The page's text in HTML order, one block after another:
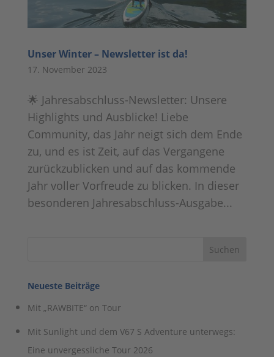
Unser Winter – Newsletter ist da!
17. November 2023
🌟 Jahresabschluss-Newsletter: Unsere
Highlights und Ausblicke! Liebe
Community, das Jahr neigt sich dem Ende
zu, und es ist Zeit, auf das Vergangene
zurückzublicken und auf das kommende
Jahr voller Vorfreude zu blicken. In dieser
besonderen Jahresabschluss-Ausgabe...
Neueste Beiträge
Mit „RAWBITE“ on Tour
Mit Sunlight und dem V67 S Adventure unterwegs:
Eine unvergessliche Tour 2026